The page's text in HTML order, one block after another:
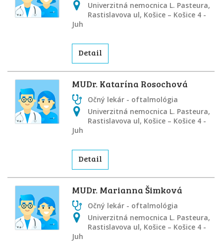
Univerzitná nemocnica L. Pasteura,
Rastislavova ul, Košice – Košice 4 -
Juh
Detail
MUDr. Katarína Rosochová
Očný lekár - oftalmológia
Univerzitná nemocnica L. Pasteura,
Rastislavova ul, Košice – Košice 4 -
Juh
Detail
MUDr. Marianna Šimková
Očný lekár - oftalmológia
Univerzitná nemocnica L. Pasteura,
Rastislavova ul, Košice – Košice 4 -
Juh